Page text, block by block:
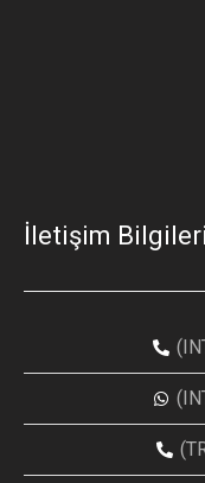
İletişim Bilgileri